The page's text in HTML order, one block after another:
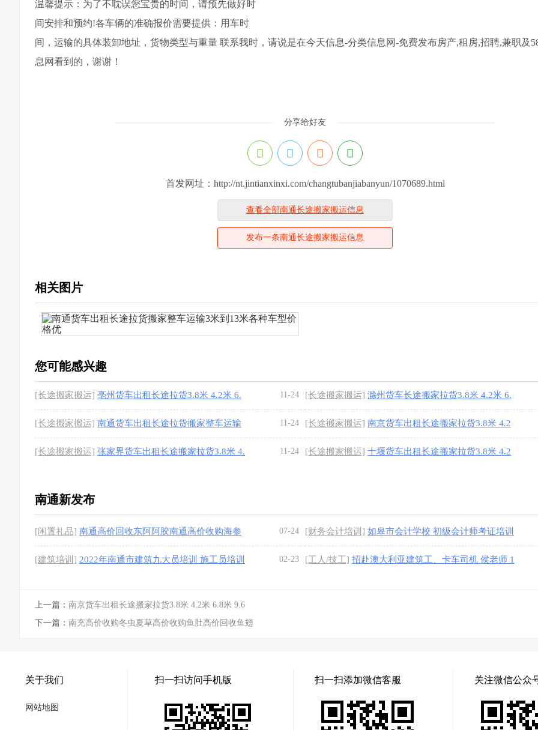
温馨提示：为了不耽误您宝贵的时间，请预先做好时
间安排和预约!各车辆的准确报价需要提供：用车时
间，运输的具体装卸地址，货物类型与重量 联系我时，请说是在今天信息-分类信息网-免费发布房产,租房,招聘,兼职及
息网看到的，谢谢！
分享给好友
首发网址：http://nt.jintianxinxi.com/changtubanjiabanyun/1070689.html
查看全部南通长途搬家搬运信息
发布一条南通长途搬家搬运信息
相关图片
您可能感兴趣
[长途搬家搬运] 亳州货车出租长途拉货3.8米 4.2米 6.
11-24 [长途搬家搬运] 滁州货车长途搬家拉货3.8米 4.2米 6.
[长途搬家搬运] 南通货车出租长途拉货搬家整车运输
11-24 [长途搬家搬运] 南京货车出租长途搬家拉货3.8米 4.2
[长途搬家搬运] 张家界货车出租长途搬家拉货3.8米 4.
11-24 [长途搬家搬运] 十堰货车出租长途搬家拉货3.8米 4.2
南通新发布
[闲置礼品] 南通高价回收东阿阿胶南通高价收购海参
07-24 [财务会计培训] 如皋市会计学校 初级会计师考证培训
[建筑培训] 2022年南通市建筑九大员培训 施工员培训
02-23 [工人/技工] 招赴澳大利亚建筑工、卡车司机 侯老师 1
上一篇： 南京货车出租长途搬家拉货3.8米 4.2米 6.8米 9.6
下一篇： 南充高价收购冬虫夏草高价收购鱼肚高价回收鱼翅
关于我们
网站地图
扫一扫访问手机版 扫一扫添加微信客服 关注微信公众